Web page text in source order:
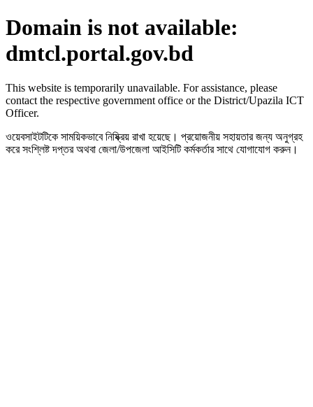
Domain is not available:
dmtcl.portal.gov.bd
This website is temporarily unavailable. For assistance, please
contact the respective government office or the District/Upazila ICT
Officer.
ওয়েবসাইটটিকে সাময়িকভাবে নিষ্ক্রিয় রাখা হয়েছে। প্রয়োজনীয় সহায়তার জন্য অনুগ্রহ
করে সংশ্লিষ্ট দপ্তর অথবা জেলা/উপজেলা আইসিটি কর্মকর্তার সাথে যোগাযোগ করুন।